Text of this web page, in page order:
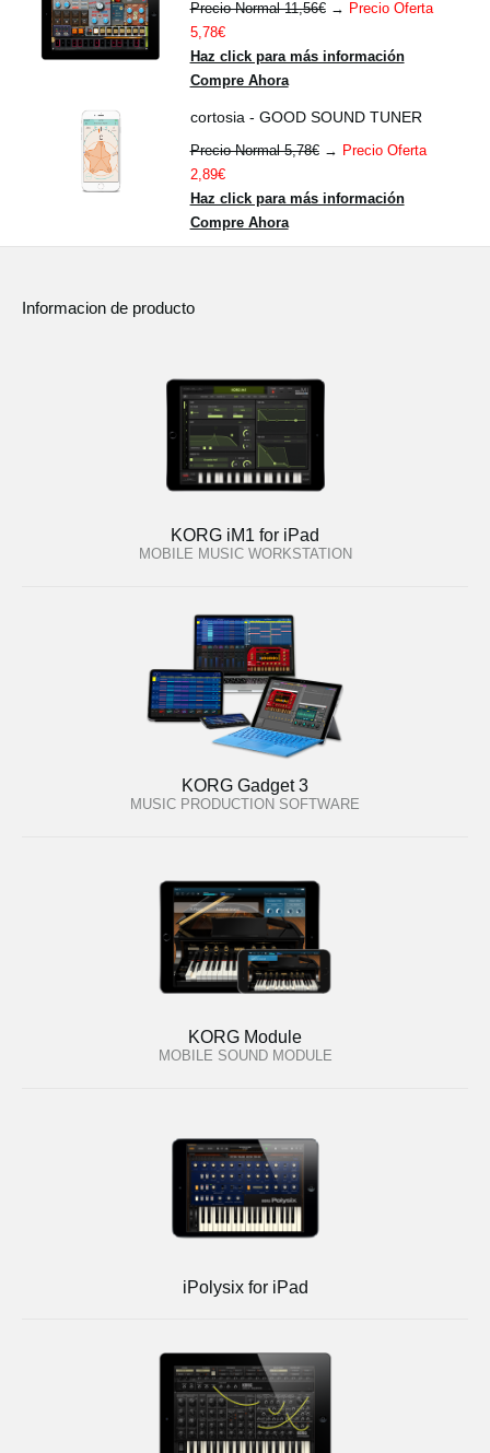
Precio Normal 11,56€→ Precio Oferta
5,78€
Haz click para más información
Compre Ahora
cortosia - GOOD SOUND TUNER
Precio Normal 5,78€→ Precio Oferta
2,89€
Haz click para más información
Compre Ahora
Informacion de producto
KORG iM1 for iPad
MOBILE MUSIC WORKSTATION
KORG Gadget 3
MUSIC PRODUCTION SOFTWARE
KORG Module
MOBILE SOUND MODULE
iPolysix for iPad